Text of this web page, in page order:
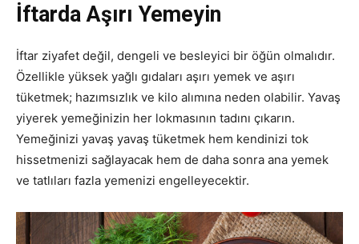
İftarda Aşırı Yemeyin
İftar ziyafet değil, dengeli ve besleyici bir öğün olmalıdır.
Özellikle yüksek yağlı gıdaları aşırı yemek ve aşırı
tüketmek; hazımsızlık ve kilo alımına neden olabilir. Yavaş
yiyerek yemeğinizin her lokmasının tadını çıkarın.
Yemeğinizi yavaş yavaş tüketmek hem kendinizi tok
hissetmenizi sağlayacak hem de daha sonra ana yemek
ve tatlıları fazla yemenizi engelleyecektir.